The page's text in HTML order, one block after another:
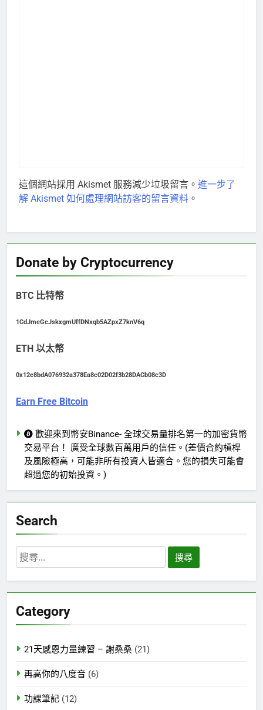
這個網站採用 Akismet 服務減少垃圾留言。 進一步了
解 Akismet 如何處理網站訪客的留言資料 。
Donate by Cryptocurrency
BTC 比特幣
1CdJmeGcJskxgmUffDNxqb5AZpxZ7knV6q
ETH 以太幣
0x12e8bdA076932a378Ea8c02D02f3b28DACb08c3D
Earn Free Bitcoin
歡迎來到幣安Binance- 全球交易量排名第一的加密貨幣
交易平台！ 廣受全球數百萬用戶的信任。(差價合約槓桿
及風險極高，可能非所有投資人皆適合。您的損失可能會
超過您的初始投資。)
Search
搜
尋
字:
Category
21天感恩力量練習 – 謝桑桑 (21)
再高你的八度音 (6)
功課筆記 (12)